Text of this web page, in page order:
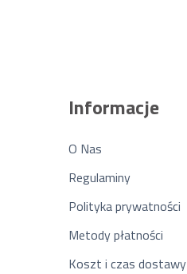
Informacje
O Nas
Regulaminy
Polityka prywatności
Metody płatności
Koszt i czas dostawy